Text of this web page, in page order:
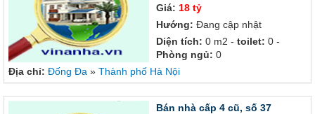
Giá: 18 tỷ
Hướng: Đang cập nhật
Diện tích: 0 m2 - toilet: 0 -
Phòng ngủ: 0
Địa chỉ: Đống Đa » Thành phố Hà Nội
Bán nhà cấp 4 cũ, số 37